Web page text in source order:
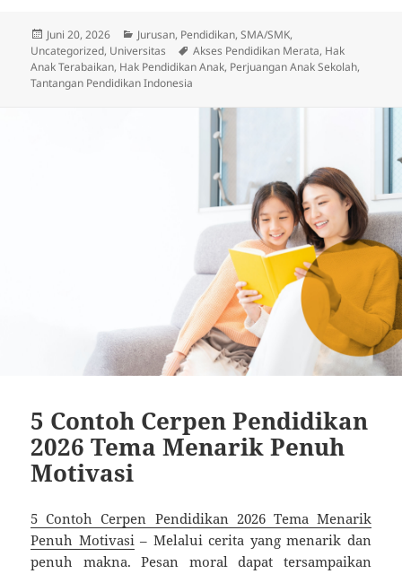
Diposkan
pada
Juni 20, 2026 Kategori
Jurusan, Pendidikan,SMA/SMK,
Uncategorized, Universitas Tag
Akses Pendidikan Merata, Hak
Anak Terabaikan, Hak Pendidikan Anak, Perjuangan Anak Sekolah,
Tantangan Pendidikan Indonesia
5 Contoh Cerpen Pendidikan
2026 Tema Menarik Penuh
Motivasi
5 Contoh Cerpen Pendidikan 2026 Tema Menarik
Penuh Motivasi – Melalui cerita yang menarik dan
penuh makna. Pesan moral dapat tersampaikan